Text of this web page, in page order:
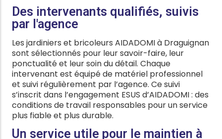
Des intervenants qualifiés, suivis
par l'agence
Les jardiniers et bricoleurs AIDADOMI à Draguignan
sont sélectionnés pour leur savoir-faire, leur
ponctualité et leur soin du détail. Chaque
intervenant est équipé de matériel professionnel
et suivi régulièrement par l’agence. Ce suivi
s’inscrit dans l’engagement ESUS d’AIDADOMI : des
conditions de travail responsables pour un service
plus fiable et plus durable.
Un service utile pour le maintien à